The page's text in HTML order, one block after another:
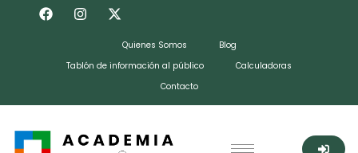
Quienes Somos
Blog
Tablón de información al público
Calculadoras
Contacto